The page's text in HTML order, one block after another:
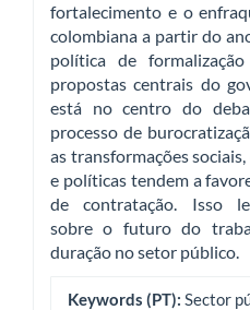
fortalecimento e o
colombiana a partir do
política de
propostas centrais do
está no centro do
processo de
as transformações
e políticas tendem a
de contratação. Isso
sobre o futuro do
duração no setor público.
Keywords (PT): Sector